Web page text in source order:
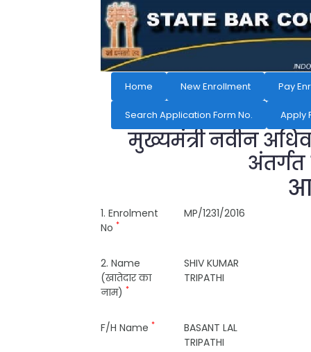
Home New Enrollment Pay
Search Application Form No. Apply
मुख्यमंत्री नवीन
अंतर्गत
1. Enrolment
No *
MP/1231/2016
2. Name
(खातेदार का
नाम) *
SHIV KUMAR
TRIPATHI
F/H Name *
BASANT LAL
TRIPATHI